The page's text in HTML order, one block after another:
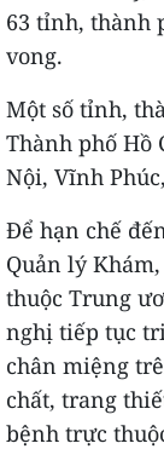
63 tỉnh, thành
vong.
Một số tỉnh,
Thành phố Hồ
Nội, Vĩnh
Để hạn chế
Quản lý
thuộc Trung
nghị tiếp tục
chân miệng
chất, trang
bệnh trực